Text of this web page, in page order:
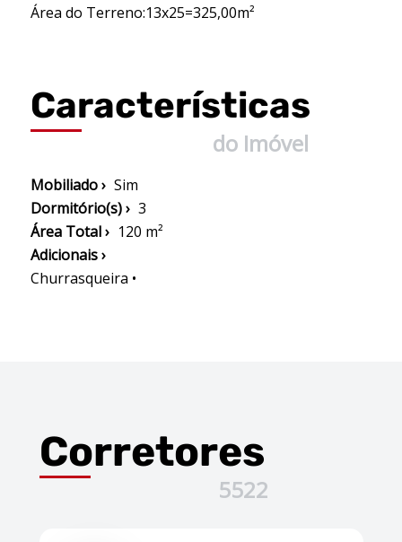
Área do Terreno:13x25=325,00m²
Características
do Imóvel
Mobiliado › Sim
Dormitório(s) › 3
Área Total › 120 m²
Adicionais ›
Churrasqueira •
Corretores
5522